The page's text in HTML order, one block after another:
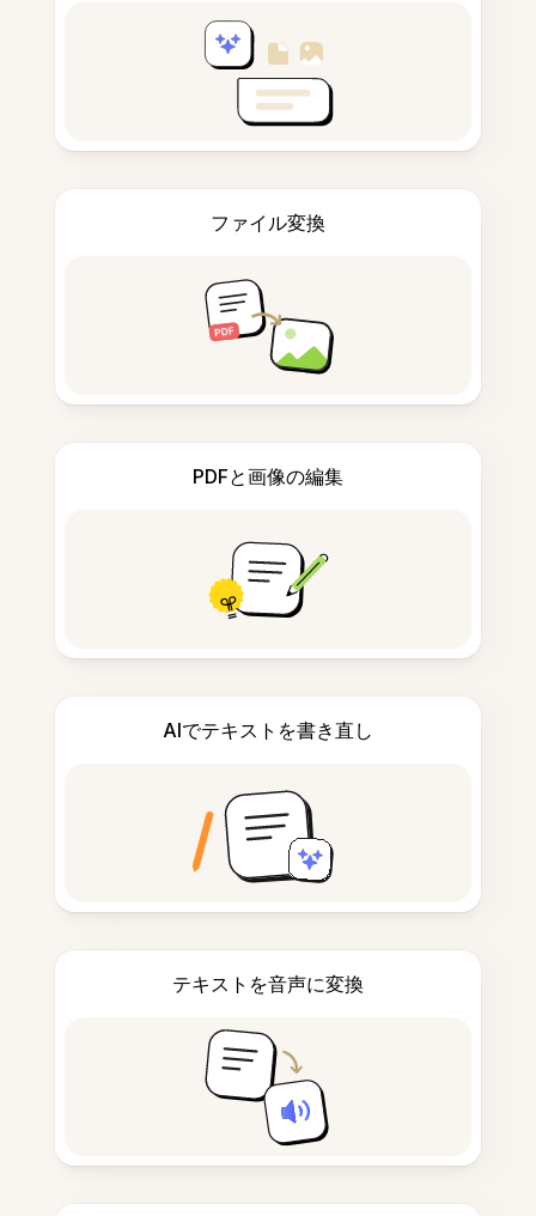
ファイル変換
PDFと画像の編集
AIでテキストを書き直し
テキストを音声に変換